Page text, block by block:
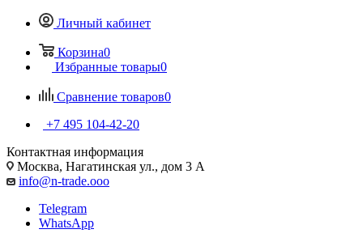
Личный кабинет
Корзина0
Избранные товары0
Сравнение товаров0
+7 495 104-42-20
Контактная информация
Москва, Нагатинская ул., дом 3 А
info@n-trade.ooo
Telegram
WhatsApp